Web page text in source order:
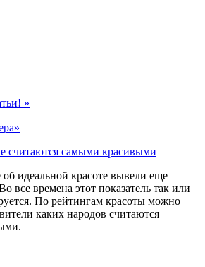
»
считаются самыми красивыми
идеальной красоте вывели еще
все времена этот показатель так или
По рейтингам красоты можно
каких народов считаются